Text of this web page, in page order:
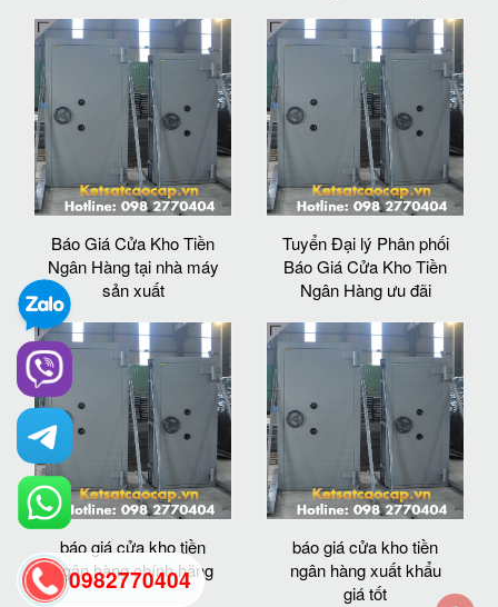
Báo Giá Cửa Kho Tiền
Ngân Hàng tại nhà máy
sản xuất
Tuyển Đại lý Phân phối
Báo Giá Cửa Kho Tiền
Ngân Hàng ưu đãi
báo giá cửa kho tiền
ngân hàng chính hãng
báo giá cửa kho tiền
ngân hàng xuất khẩu
giá tốt
0982770404